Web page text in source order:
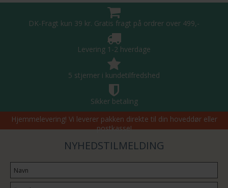
DK-Fragt kun 39 kr. Gratis fragt på ordrer over 499,-
Levering 1-2 hverdage
5 stjerner i kundetilfredshed
Sikker betaling
Hjemmelevering! Vi leverer pakken direkte til din hoveddør eller
postkasse!
NYHEDSTILMELDING